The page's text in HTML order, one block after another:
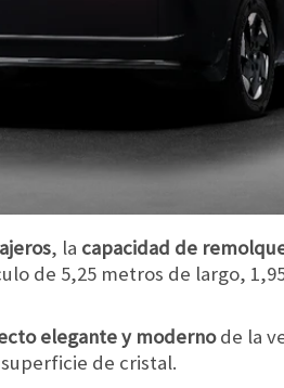
, la capacidad de
de 5,25 metros de largo,
elegante y modernode la
de cristal.